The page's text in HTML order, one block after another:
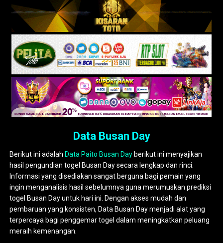
Data Busan Day
Berikut ini adalah Data Paito Busan Day berikut ini menyajikan
hasil pengundian togel Busan Day secara lengkap dan rinci.
Informasi yang disediakan sangat berguna bagi pemain yang
ingin menganalisis hasil sebelumnya guna merumuskan prediksi
togel Busan Day untuk hari ini. Dengan akses mudah dan
pembaruan yang konsisten, Data Busan Day menjadi alat yang
terpercaya bagi penggemar togel dalam meningkatkan peluang
meraih kemenangan.